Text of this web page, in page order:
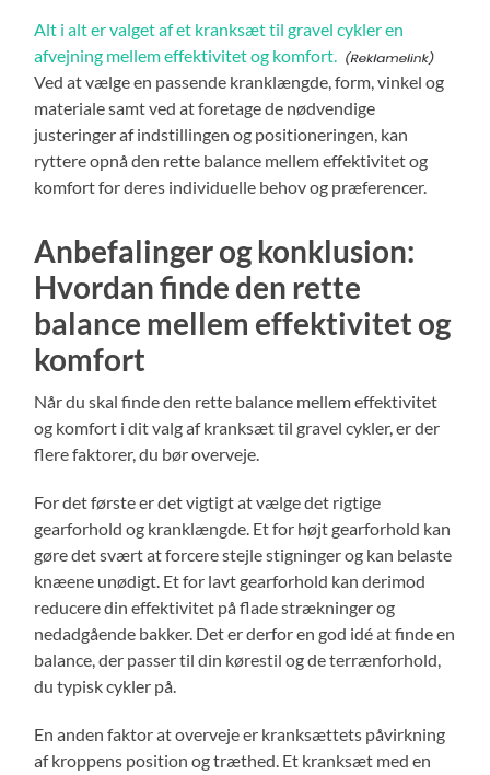
Alt i alt er valget af et kranksæt til gravel cykler en
afvejning mellem effektivitet og komfort.
Ved at vælge en passende kranklængde, form, vinkel og
materiale samt ved at foretage de nødvendige
justeringer af indstillingen og positioneringen, kan
ryttere opnå den rette balance mellem effektivitet og
komfort for deres individuelle behov og præferencer.
Anbefalinger og konklusion:
Hvordan finde den rette
balance mellem effektivitet og
komfort
Når du skal finde den rette balance mellem effektivitet
og komfort i dit valg af kranksæt til gravel cykler, er der
flere faktorer, du bør overveje.
For det første er det vigtigt at vælge det rigtige
gearforhold og kranklængde. Et for højt gearforhold kan
gøre det svært at forcere stejle stigninger og kan belaste
knæene unødigt. Et for lavt gearforhold kan derimod
reducere din effektivitet på flade strækninger og
nedadgående bakker. Det er derfor en god idé at finde en
balance, der passer til din kørestil og de terrænforhold,
du typisk cykler på.
En anden faktor at overveje er kranksættets påvirkning
af kroppens position og træthed. Et kranksæt med en